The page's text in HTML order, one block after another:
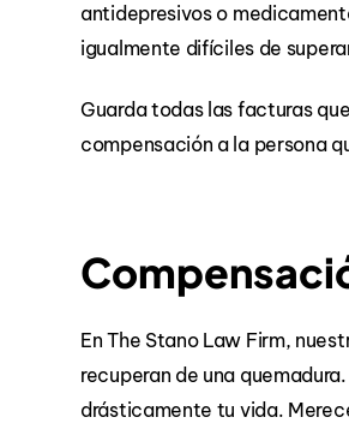
antidepresivos o
igualmente difíciles de
Guarda todas las facturas
compensación a la persona
En The Stano Law Firm,
recuperan de una
drásticamente tu vida.